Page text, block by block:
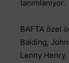
tanımlanıyor.
BAFTA özel
Balding,
Lenny